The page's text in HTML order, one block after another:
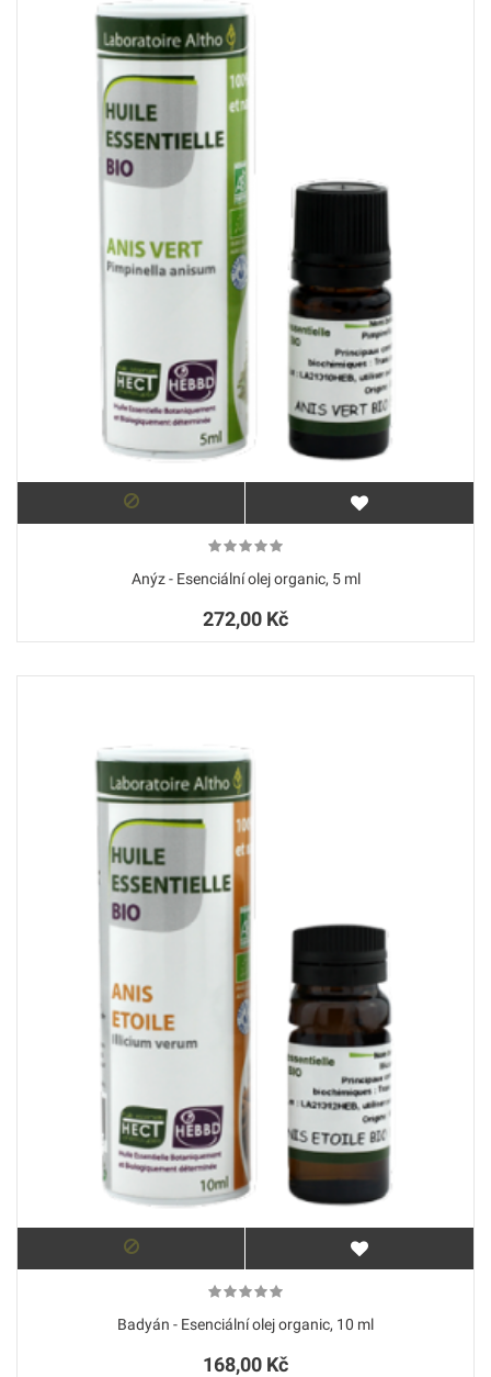
Anýz - Esenciální olej organic, 5 ml
272,00 Kč
Badyán - Esenciální olej organic, 10 ml
168,00 Kč